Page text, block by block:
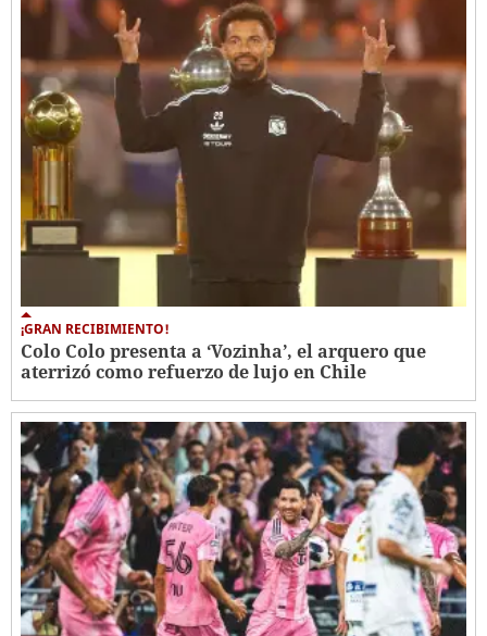
¡GRAN RECIBIMIENTO!
Colo Colo presenta a ‘Vozinha’, el arquero que
aterrizó como refuerzo de lujo en Chile